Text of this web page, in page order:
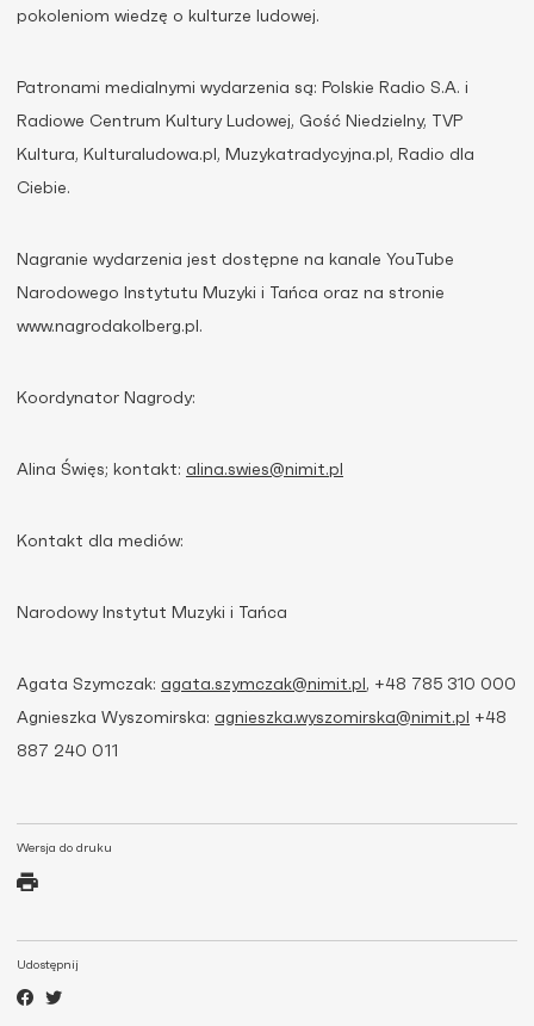
Wersja do druku
Udostępnij
pokoleniom wiedzę o kulturze ludowej.
Patronami medialnymi wydarzenia są: Polskie Radio S.A. i
Radiowe Centrum Kultury Ludowej, Gość Niedzielny, TVP
Kultura, Kulturaludowa.pl, Muzykatradycyjna.pl, Radio dla
Ciebie.
Nagranie wydarzenia jest dostępne na kanale YouTube
Narodowego Instytutu Muzyki i Tańca oraz na stronie
www.nagrodakolberg.pl.
Koordynator Nagrody:
Alina Święs; kontakt: alina.swies@nimit.pl
Kontakt dla mediów:
Narodowy Instytut Muzyki i Tańca
Agata Szymczak: agata.szymczak@nimit.pl , +48 785 310 000
Agnieszka Wyszomirska: agnieszka.wyszomirska@nimit.pl
+48
887 240 011